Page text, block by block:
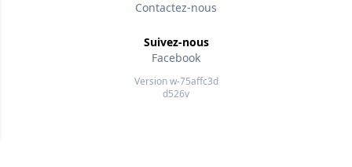
Contactez-nous
Suivez-nous
Facebook
Version w-75affc3d
d526v